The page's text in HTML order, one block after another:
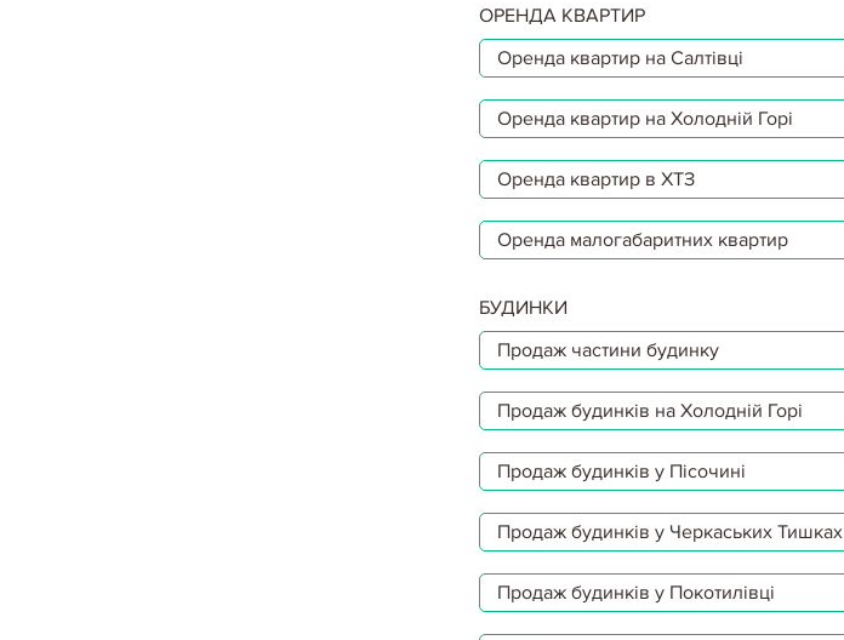
ОРЕНДА КВАРТИР
Оренда квартир на Салтівці
Оренда квартир на Холодній Горі
Оренда квартир в ХТЗ
Оренда малогабаритних квартир
БУДИНКИ
Продаж частини будинку
Продаж будинків на Холодній Горі
Продаж будинків у Пісочині
Продаж будинків у Черкаських Тишках
Продаж будинків у Покотилівці